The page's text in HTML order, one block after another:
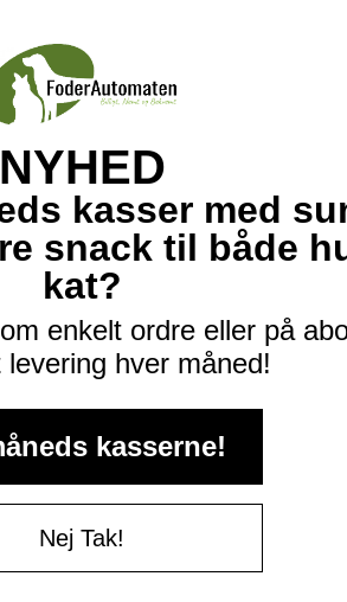
NYHED
kasser med
snack til både
kat?
enkelt ordre eller på
levering hver måned!
kasserne!
Nej Tak!